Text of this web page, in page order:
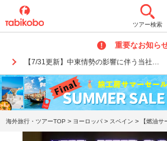
ツアー検索
重要なお知ら
【7/31更新】中東情勢の影響に伴う当社…
海外旅行・ツアーTOP > ヨーロッパ > スペイン > 【燃油